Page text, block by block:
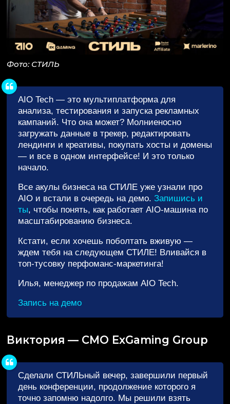
Фото: СТИЛЬ
AIO Tech — это мультиплатформа для
анализа, тестирования и запуска рекламных
кампаний. Что она может? Молниеносно
загружать данные в трекер, редактировать
лендинги и креативы, покупать хосты и домены
— и все в одном интерфейсе! И это только
начало.
Все акулы бизнеса на СТИЛЕ уже узнали про
AIO и встали в очередь на демо. Запишись и
ты, чтобы понять, как работает AIO-машина по
масштабированию бизнеса.
Кстати, если хочешь поболтать вживую —
ждем тебя на следующем СТИЛЕ! Вливайся в
топ-тусовку перфоманс-маркетинга!
Илья, менеджер по продажам AIO Tech.
Запись на демо
Виктория — СМО ExGaming Group
Сделали СТИЛЬный вечер, завершили первый
день конференции, продолжение которого я
точно запомню надолго. Мы решили взять